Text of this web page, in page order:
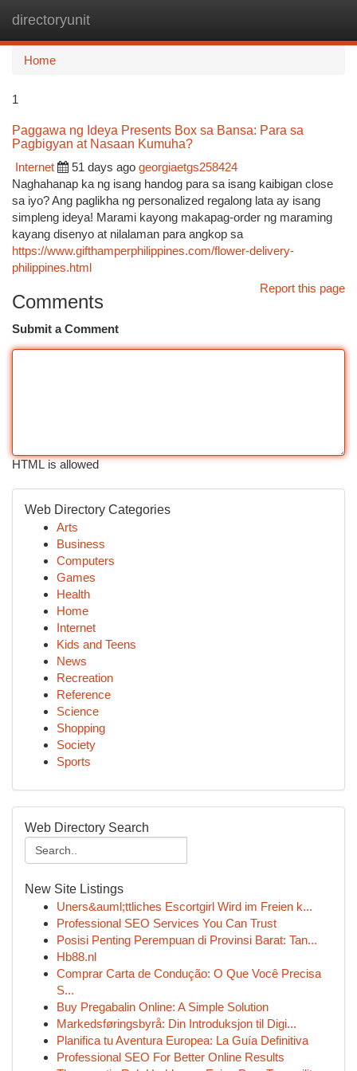
directoryunit
Home
1
Paggawa ng Ideya Presents Box sa Bansa: Para sa
Pagbigyan at Nasaan Kumuha?
Internet
51 days ago georgiaetgs258424
Naghahanap ka ng isang handog para sa isang kaibigan close
sa iyo? Ang paglikha ng personalized regalong lata ay isang
simpleng ideya! Marami kayong makapag-order ng maraming
kayang disenyo at nilalaman para angkop sa
https://www.gifthamperphilippines.com/flower-delivery-
philippines.html
Report this page
Comments
Submit a Comment
HTML is allowed
Web Directory Categories
Arts
Business
Computers
Games
Health
Home
Internet
Kids and Teens
News
Recreation
Reference
Science
Shopping
Society
Sports
Web Directory Search
New Site Listings
Uners&auml;ttliches Escortgirl Wird im Freien k...
Professional SEO Services You Can Trust
Posisi Penting Perempuan di Provinsi Barat: Tan...
Hb88.nl
Comprar Carta de Condução: O Que Você Precisa
S...
Buy Pregabalin Online: A Simple Solution
Markedsføringsbyrå: Din Introduksjon til Digi...
Planifica tu Aventura Europea: La Guía Definitiva
Professional SEO For Better Online Results